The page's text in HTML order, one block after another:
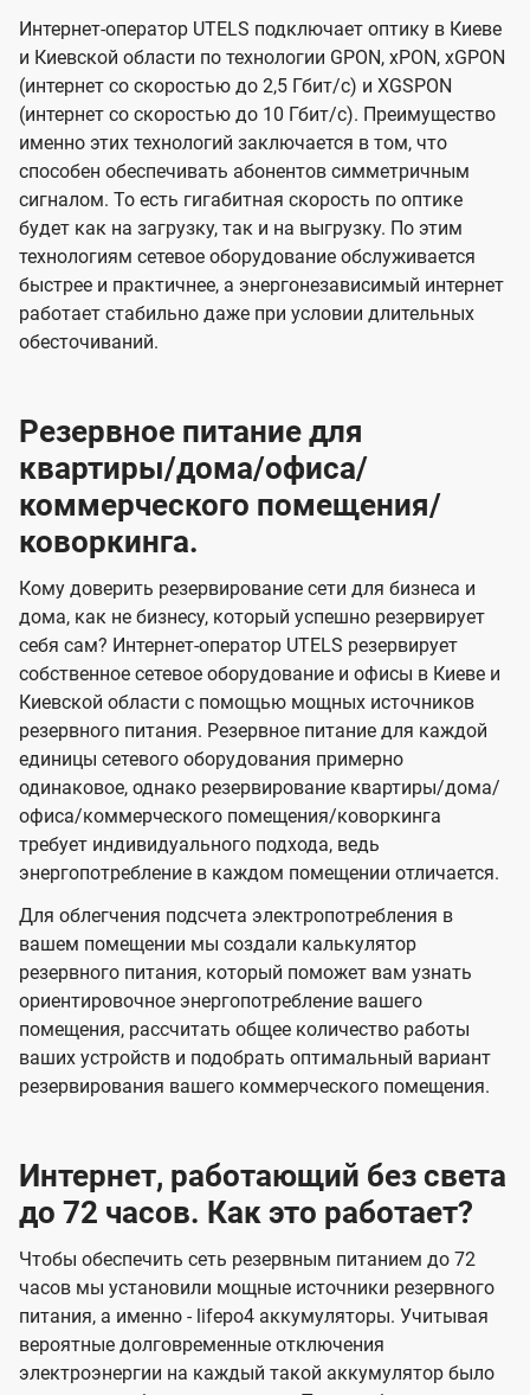
Интернет-оператор UTELS подключает оптику в Киеве
и Киевской области по технологии GPON, xPON, xGPON
(интернет со скоростью до 2,5 Гбит/с) и XGSPON
(интернет со скоростью до 10 Гбит/с). Преимущество
именно этих технологий заключается в том, что
способен обеспечивать абонентов симметричным
сигналом. То есть гигабитная скорость по оптике
будет как на загрузку, так и на выгрузку. По этим
технологиям сетевое оборудование обслуживается
быстрее и практичнее, а энергонезависимый интернет
работает стабильно даже при условии длительных
обесточиваний.
Резервное питание для
квартиры/дома/офиса/
коммерческого помещения/
коворкинга.
Кому доверить резервирование сети для бизнеса и
дома, как не бизнесу, который успешно резервирует
себя сам? Интернет-оператор UTELS резервирует
собственное сетевое оборудование и офисы в Киеве и
Киевской области с помощью мощных источников
резервного питания. Резервное питание для каждой
единицы сетевого оборудования примерно
одинаковое, однако резервирование квартиры/дома/
офиса/коммерческого помещения/коворкинга
требует индивидуального подхода, ведь
энергопотребление в каждом помещении отличается.
Для облегчения подсчета электропотребления в
вашем помещении мы создали калькулятор
резервного питания, который поможет вам узнать
ориентировочное энергопотребление вашего
помещения, рассчитать общее количество работы
ваших устройств и подобрать оптимальный вариант
резервирования вашего коммерческого помещения.
Интернет, работающий без света
до 72 часов. Как это работает?
Чтобы обеспечить сеть резервным питанием до 72
часов мы установили мощные источники резервного
питания, а именно - lifepo4 аккумуляторы. Учитывая
вероятные долговременные отключения
электроэнергии на каждый такой аккумулятор было